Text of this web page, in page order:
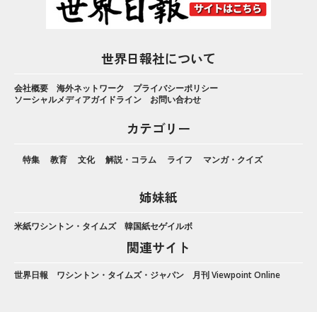
世界日報社について
会社概要 海外ネットワーク
プライバシーポリシー
ソーシャルメディアガイドライン
お問い合わせ
カテゴリー
特集 教育 文化 解説・コラム ライフ マンガ・クイズ
姉妹紙
米紙ワシントン・タイムズ 韓国紙セゲイルボ
関連サイト
世界日報 ワシントン・タイムズ・ジャパン 月刊 Viewpoint Online